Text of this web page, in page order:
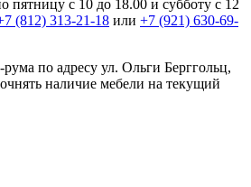
пятницу с 10 до 18.00 и субботу с 12
(812) 313-21-18 или +7 (921) 630-69-
по адресу ул. Ольги Берггольц,
наличие мебели на текущий